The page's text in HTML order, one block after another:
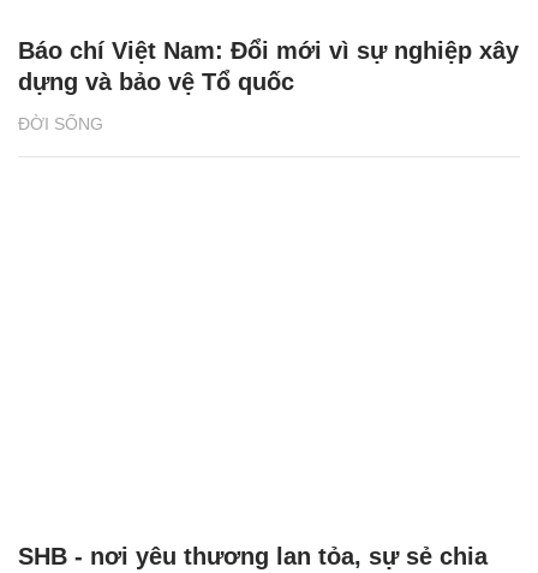
ĐỜI SỐNG
Báo chí Việt Nam: Đổi mới vì sự nghiệp xây
dựng và bảo vệ Tổ quốc
SHB - nơi yêu thương lan tỏa, sự sẻ chia